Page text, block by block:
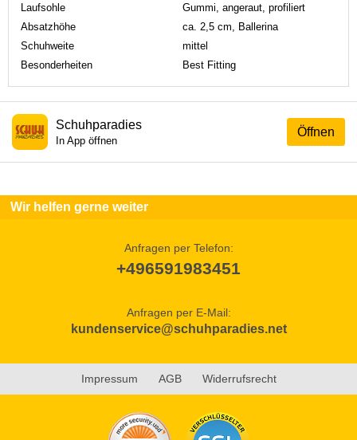
Laufsohle
Gummi, angeraut, profiliert
Absatzhöhe
ca. 2,5 cm, Ballerina
Schuhweite
mittel
Besonderheiten
Best Fitting
Öffnen
Schuhparadies
In App öffnen
Wir helfen gerne weiter
Anfragen per Telefon:
+496591983451
Anfragen per E-Mail:
kundenservice@schuhparadies.net
Impressum AGB Widerrufsrecht